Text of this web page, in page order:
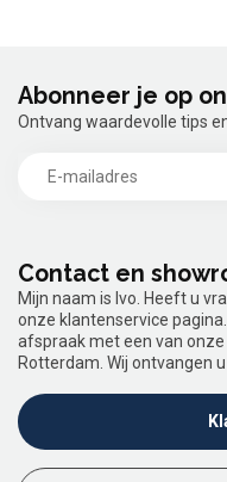
Contact en
Mijn naam is Ivo. Heeft u
onze klantenservice
afspraak met een van
Rotterdam. Wij ontvangen u
Abonneer je op
Ontvang waardevolle tips